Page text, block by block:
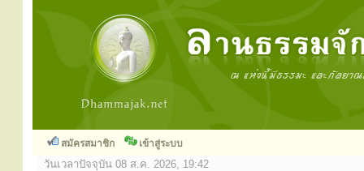
สมัครสมาชิก เข้าสู่ระบบ
วันเวลาปัจจุบัน 08 ส.ค. 2026, 19:42